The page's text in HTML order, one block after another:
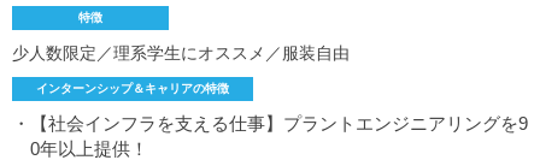
特徴
少人数限定／理系学生にオススメ／服装自由
インターンシップ＆キャリアの特徴
・【社会インフラを支える仕事】プラントエンジニアリングを9
0年以上提供！